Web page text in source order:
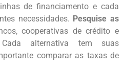
de financiamento e cada
necessidades. Pesquise as
cooperativas de crédito e
Cada alternativa tem suas
comparar as taxas de